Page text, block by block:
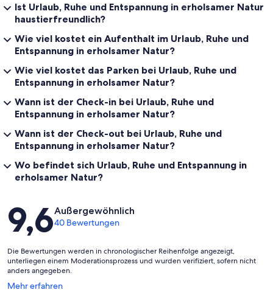
Ist Urlaub, Ruhe und Entspannung in erholsamer Natur
haustierfreundlich?
Wie viel kostet ein Aufenthalt im Urlaub, Ruhe und
Entspannung in erholsamer Natur?
Wie viel kostet das Parken bei Urlaub, Ruhe und
Entspannung in erholsamer Natur?
Wann ist der Check-in bei Urlaub, Ruhe und
Entspannung in erholsamer Natur?
Wann ist der Check-out bei Urlaub, Ruhe und
Entspannung in erholsamer Natur?
Wo befindet sich Urlaub, Ruhe und Entspannung in
erholsamer Natur?
Bewertungen
9,6Außergewöhnlich
40 Bewertungen
Die Bewertungen werden in chronologischer Reihenfolge angezeigt,
unterliegen einem Moderationsprozess und wurden verifiziert, sofern nicht
anders angegeben.
Mehr erfahren
Wird